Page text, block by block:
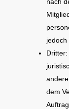
jedoch
dem